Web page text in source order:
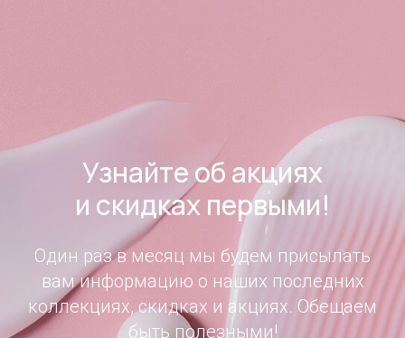
Узнайте об акциях
и скидках первыми!
Один раз в месяц мы будем присылать
вам информацию о наших последних
коллекциях, скидках и акциях. Обещаем
быть полезными!